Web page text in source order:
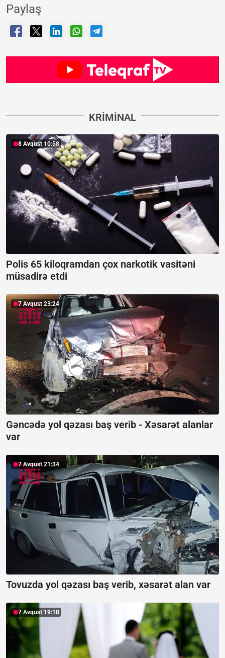
Paylaş
KRIMINAL
8 Avqust 10:58
Polis 65 kiloqramdan çox narkotik vasitəni
müsadirə etdi
7 Avqust 23:24
Gəncədə yol qəzası baş verib - Xəsarət alanlar
var
7 Avqust 21:34
Tovuzda yol qəzası baş verib, xəsarət alan var
7 Avqust 19:18